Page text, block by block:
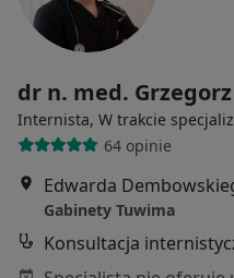
dr n. med.
Internista, W trakcie
64 opinie
Edwarda
Gabinety Tuwima
Konsultacja